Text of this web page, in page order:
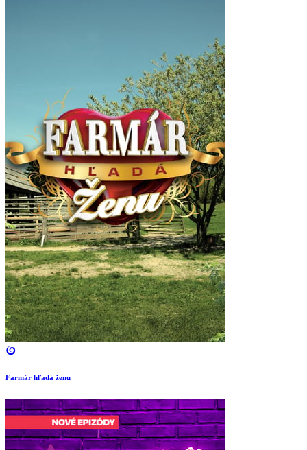
Farmár hľadá ženu